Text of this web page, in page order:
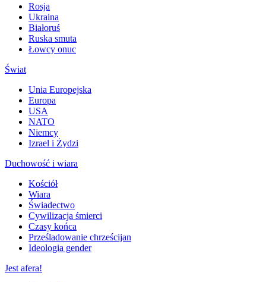
Rosja
Ukraina
Białoruś
Ruska smuta
Łowcy onuc
Świat
Unia Europejska
Europa
USA
NATO
Niemcy
Izrael i Żydzi
Duchowość i wiara
Kościół
Wiara
Świadectwo
Cywilizacja śmierci
Czasy końca
Prześladowanie chrześcijan
Ideologia gender
Jest afera!